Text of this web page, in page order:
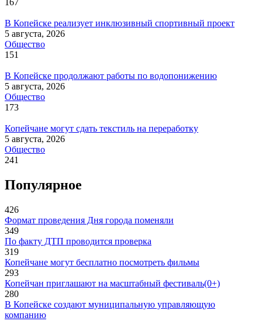
167
В Копейске реализует инклюзивный спортивный проект
5 августа, 2026
Общество
151
В Копейске продолжают работы по водопонижению
5 августа, 2026
Общество
173
Копейчане могут сдать текстиль на переработку
5 августа, 2026
Общество
241
Популярное
426
Формат проведения Дня города поменяли
349
По факту ДТП проводится проверка
319
Копейчане могут бесплатно посмотреть фильмы
293
Копейчан приглашают на масштабный фестиваль(0+)
280
В Копейске создают муниципальную управляющую
компанию